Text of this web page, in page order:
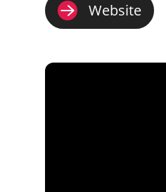
Website